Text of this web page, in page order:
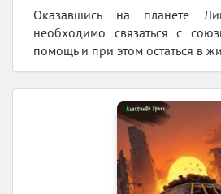
Оказавшись на планете
необходимо связаться с
помощь и при этом остаться в